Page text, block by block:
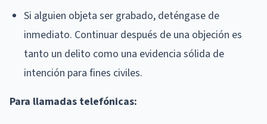
Si alguien objeta ser grabado, deténgase de
inmediato. Continuar después de una objeción es
tanto un delito como una evidencia sólida de
intención para fines civiles.
Para llamadas telefónicas: